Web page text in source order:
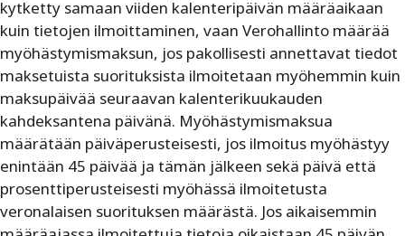
kytketty samaan viiden kalenteripäivän määräaikaan
kuin tietojen ilmoittaminen, vaan Verohallinto määrää
myöhästymismaksun, jos pakollisesti annettavat tiedot
maksetuista suorituksista ilmoitetaan myöhemmin kuin
maksupäivää seuraavan kalenterikuukauden
kahdeksantena päivänä. Myöhästymismaksua
määrätään päiväperusteisesti, jos ilmoitus myöhästyy
enintään 45 päivää ja tämän jälkeen sekä päivä että
prosenttiperusteisesti myöhässä ilmoitetusta
veronalaisen suorituksen määrästä. Jos aikaisemmin